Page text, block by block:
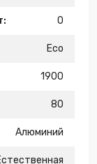
0
Eco
1900
80
Алюминий